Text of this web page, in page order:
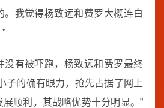
。我觉得杨致远和费罗大概连白
有被吓跑，杨致远和费罗最终
子的确有眼力，抢先占据了网上
顺利，其战略优势十分明显。”